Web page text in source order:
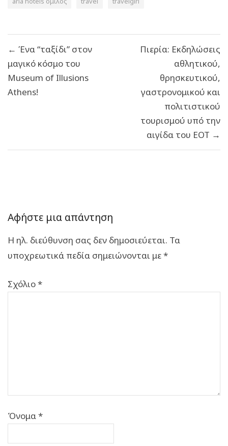
άρθρων
← Ένα “ταξίδι” στον
μαγικό κόσμο του
Museum of Illusions
Athens!
Πιερία: Εκδηλώσεις
αθλητικού,
θρησκευτικού,
γαστρονομικού και
πολιτιστικού
τουρισμού υπό την
αιγίδα του ΕΟΤ →
Αφήστε μια απάντηση
Η ηλ. διεύθυνση σας δεν δημοσιεύεται. Τα
υποχρεωτικά πεδία σημειώνονται με*
Σχόλιο*
Όνομα*